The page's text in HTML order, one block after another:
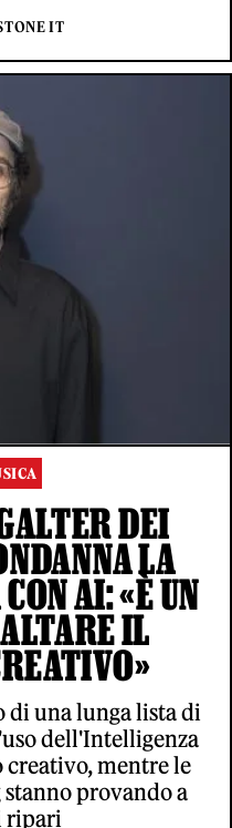
IT
DEI
LA
AI: «È UN
IL
di una lunga lista di
dell'Intelligenza
mentre le
provando a
ripari